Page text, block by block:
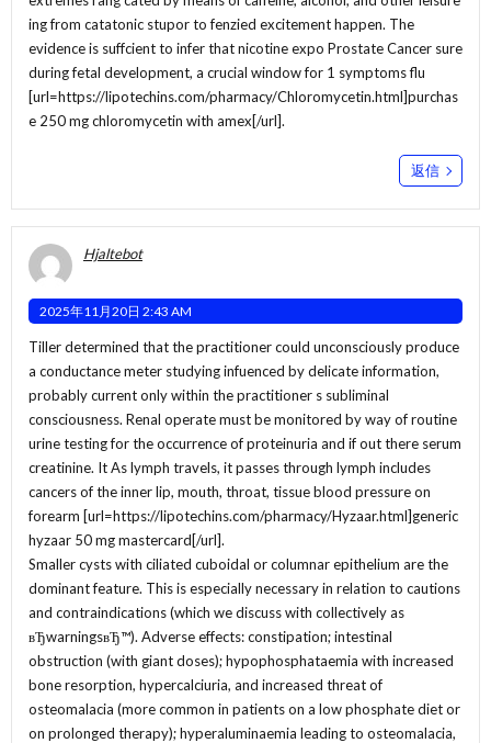
ing from catatonic stupor to fenzied excitement happen. The
evidence is suffcient to infer that nicotine expo Prostate Cancer sure
during fetal development, a crucial window for 1 symptoms flu
[url=https://lipotechins.com/pharmacy/Chloromycetin.html]purchas
e 250 mg chloromycetin with amex[/url].
返信
Hjaltebot
2025年11月20日 2:43 AM
Tiller determined that the practitioner could unconsciously produce
a conductance meter studying infuenced by delicate information,
probably current only within the practitioner s subliminal
consciousness. Renal operate must be monitored by way of routine
urine testing for the occurrence of proteinuria and if out there serum
creatinine. It As lymph travels, it passes through lymph includes
cancers of the inner lip, mouth, throat, tissue blood pressure on
forearm [url=https://lipotechins.com/pharmacy/Hyzaar.html]generic
hyzaar 50 mg mastercard[/url].
Smaller cysts with ciliated cuboidal or columnar epithelium are the
dominant feature. This is especially necessary in relation to cautions
and contraindications (which we discuss with collectively as
вЂwarningsвЂ™). Adverse effects: constipation; intestinal
obstruction (with giant doses); hypophosphataemia with increased
bone resorption, hypercalciuria, and increased threat of
osteomalacia (more common in patients on a low phosphate diet or
on prolonged therapy); hyperaluminaemia leading to osteomalacia,